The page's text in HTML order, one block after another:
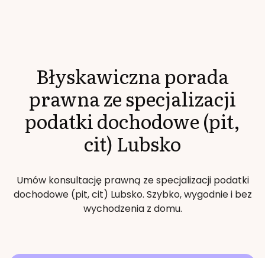
Błyskawiczna porada
prawna ze specjalizacji
podatki dochodowe (pit,
cit) Lubsko
Umów konsultację prawną ze specjalizacji podatki
dochodowe (pit, cit) Lubsko. Szybko, wygodnie i bez
wychodzenia z domu.